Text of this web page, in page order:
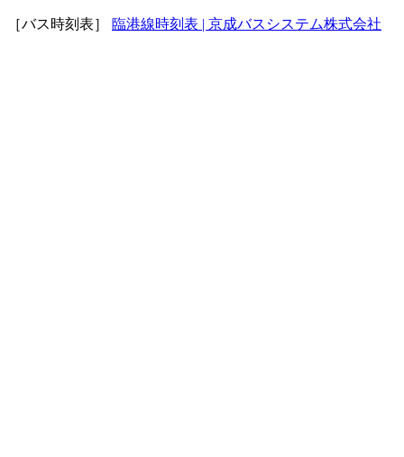
［バス時刻表］ 臨港線時刻表 | 京成バスシステム株式会社